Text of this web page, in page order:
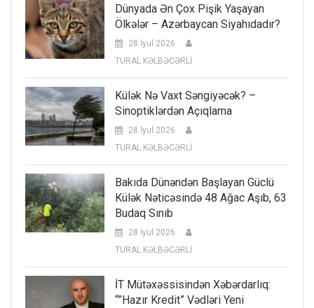
Dünyada Ən Çox Pişik Yaşayan
Ölkələr – Azərbaycan Siyahıdadır?
28 İyul 2026
TURAL KƏLBƏCƏRLİ
Külək Nə Vaxt Səngiyəcək? –
Sinoptiklərdən Açıqlama
28 İyul 2026
TURAL KƏLBƏCƏRLİ
Bakıda Dünəndən Başlayan Güclü
Külək Nəticəsində 48 Ağac Aşıb, 63
Budaq Sınıb
28 İyul 2026
TURAL KƏLBƏCƏRLİ
İT Mütəxəssisindən Xəbərdarlıq:
“”Hazır Kredit” Vədləri Yeni